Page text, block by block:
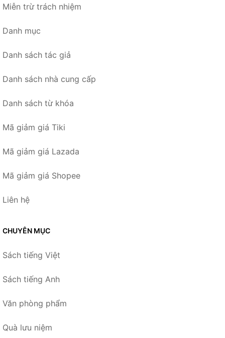
Miễn trừ trách nhiệm
Danh mục
Danh sách tác giả
Danh sách nhà cung cấp
Danh sách từ khóa
Mã giảm giá Tiki
Mã giảm giá Lazada
Mã giảm giá Shopee
Liên hệ
CHUYÊN MỤC
Sách tiếng Việt
Sách tiếng Anh
Văn phòng phẩm
Quà lưu niệm